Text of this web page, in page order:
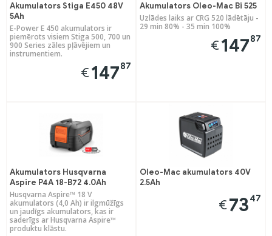
Akumulators Stiga E450 48V
5Ah
E-Power E 450 akumulators ir
piemērots visiem Stiga 500, 700 un
900 Series zāles pļāvējiem un
instrumentiem.
€14787
Akumulators Oleo-Mac Bi 525
Uzlādes laiks ar CRG 520 lādētāju -
29 min 80% - 35 min 100%
€14787
Akumulators Husqvarna
Aspire P4A 18-B72 4.0Ah
Husqvarna Aspire™ 18 V
akumulators (4,0 Ah) ir ilgmūžīgs
un jaudīgs akumulators, kas ir
saderīgs ar Husqvarna Aspire™
produktu klāstu.
Oleo-Mac akumulators 40V
2.5Ah
€7347